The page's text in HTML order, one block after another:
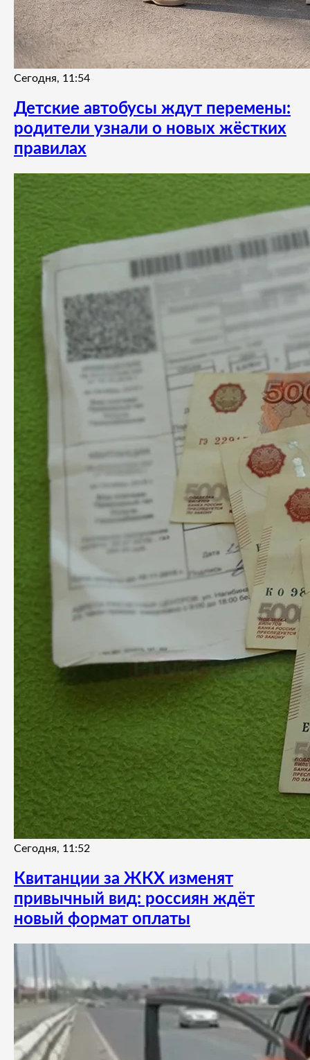
Сегодня, 11:54
Детские автобусы ждут перемены:
родители узнали о новых жёстких
правилах
Сегодня, 11:52
Квитанции за ЖКХ изменят
привычный вид: россиян ждёт
новый формат оплаты